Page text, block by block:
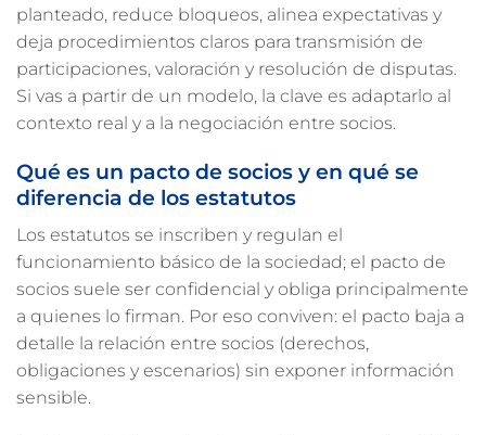
planteado, reduce bloqueos, alinea expectativas y
deja procedimientos claros para transmisión de
participaciones, valoración y resolución de disputas.
Si vas a partir de un modelo, la clave es adaptarlo al
contexto real y a la negociación entre socios.
Qué es un pacto de socios y en qué se
diferencia de los estatutos
Los estatutos se inscriben y regulan el
funcionamiento básico de la sociedad; el pacto de
socios suele ser confidencial y obliga principalmente
a quienes lo firman. Por eso conviven: el pacto baja a
detalle la relación entre socios (derechos,
obligaciones y escenarios) sin exponer información
sensible.